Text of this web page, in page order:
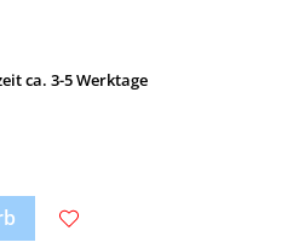
ca. 3-5 Werktage